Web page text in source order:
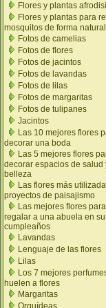
Flores y plantas
Flores y plantas para
mosquitos de forma natural
Fotos de camelias
Fotos de flores
Fotos de jacintos
Fotos de lavandas
Fotos de lilas
Fotos de margaritas
Fotos de tulipanes
Jacintos
Las 10 mejores flores
decorar una boda
Las 5 mejores flores
decorar espacios de salud
belleza
Las flores más
proyectos de paisajismo
Las mejores flores para
regalar a una abuela en su
cumpleaños
Lavandas
Lenguaje de las flores
Lilas
Los 7 mejores
huelen a flores
Margaritas
Orquídeas